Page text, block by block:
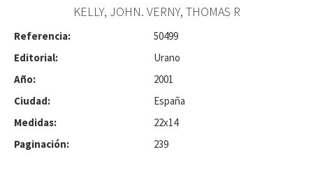
KELLY, JOHN. VERNY, THOMAS R
Referencia:
50499
Editorial:
Urano
Año:
2001
Ciudad:
España
Medidas:
22x14
Paginación:
239